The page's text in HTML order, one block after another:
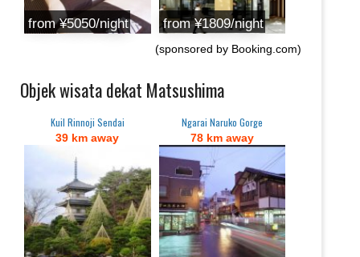
from ¥5050/night from ¥1809/night
(sponsored by Booking.com)
Objek wisata dekat Matsushima
Kuil Rinnoji Sendai
39 km away
Ngarai Naruko Gorge
78 km away